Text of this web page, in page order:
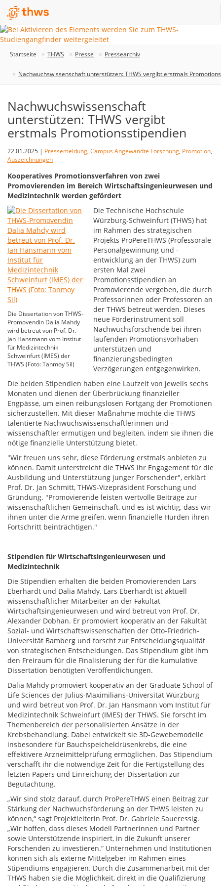
Startseite THWS Presse Pressearchiv
Nachwuchswissenschaft unterstützen: THWS vergibt erstmals
Nachwuchswissenschaft
unterstützen: THWS vergibt
erstmals Promotionsstipendien
22.01.2025 | Pressemeldung, Campus Angewandte Forschung, Promotion,
Auszeichnungen
Kooperatives Promotionsverfahren von zwei
Promovierenden im Bereich Wirtschaftsingenieurwesen und
Medizintechnik werden gefördert
Die Dissertation von THWS-
Promovendin Dalia Mahdy
wird betreut von Prof. Dr.
Jan Hansmann vom Institut
für Medizintechnik
Schweinfurt (IMES) der
THWS (Foto: Tanmoy Sil)
Die Technische Hochschule
Würzburg-Schweinfurt (THWS) hat
im Rahmen des strategischen
Projekts ProPereTHWS (Professorale
Personalgewinnung und -
entwicklung an der THWS) zum
ersten Mal zwei
Promotionsstipendien an
Promovierende vergeben, die durch
Professorinnen oder Professoren an
der THWS betreut werden. Dieses
neue Förderinstrument soll
Nachwuchsforschende bei ihren
laufenden Promotionsvorhaben
unterstützen und
finanzierungsbedingten
Verzögerungen entgegenwirken.
Die beiden Stipendien haben eine Laufzeit von jeweils sechs
Monaten und dienen der Überbrückung finanzieller
Engpässe, um einen reibungslosen Fortgang der Promotionen
sicherzustellen. Mit dieser Maßnahme möchte die THWS
talentierte Nachwuchswissenschaftlerinnen und -
wissenschaftler ermutigen und begleiten, indem sie ihnen die
nötige finanzielle Unterstützung bietet.
"Wir freuen uns sehr, diese Förderung erstmals anbieten zu
können. Damit unterstreicht die THWS ihr Engagement für die
Ausbildung und Unterstützung junger Forschender", erklärt
Prof. Dr. Jan Schmitt, THWS-Vizepräsident Forschung und
Gründung. "Promovierende leisten wertvolle Beiträge zur
wissenschaftlichen Gemeinschaft, und es ist wichtig, dass wir
ihnen unter die Arme greifen, wenn finanzielle Hürden ihren
Fortschritt beinträchtigen."
Stipendien für Wirtschaftsingenieurwesen und
Medizintechnik
Die Stipendien erhalten die beiden Promovierenden Lars
Eberhardt und Dalia Mahdy. Lars Eberhardt ist aktuell
wissenschaftlicher Mitarbeiter an der Fakultät
Wirtschaftsingenieurwesen und wird betreut von Prof. Dr.
Alexander Dobhan. Er promoviert kooperativ an der Fakultät
Sozial- und Wirtschaftswissenschaften der Otto-Friedrich-
Universität Bamberg und forscht zur Entscheidungsqualität
von strategischen Entscheidungen. Das Stipendium gibt ihm
den Freiraum für die Finalisierung der für die kumulative
Dissertation benötigten Veröffentlichungen.
Dalia Mahdy promoviert kooperativ an der Graduate School of
Life Sciences der Julius-Maximilians-Universität Würzburg
und wird betreut von Prof. Dr. Jan Hansmann vom Institut für
Medizintechnik Schweinfurt (IMES) der THWS. Sie forscht im
Themenbereich der personalisierten Ansätze in der
Krebsbehandlung. Dabei entwickelt sie 3D-Gewebemodelle
insbesondere für Bauchspeicheldrüsenkrebs, die eine
effektivere Arzneimittelprüfung ermöglichen. Das Stipendium
verschafft ihr die notwendige Zeit für die Fertigstellung des
letzten Papers und Einreichung der Dissertation zur
Begutachtung.
„Wir sind stolz darauf, durch ProPereTHWS einen Beitrag zur
Stärkung der Nachwuchsförderung an der THWS leisten zu
können,“ sagt Projektleiterin Prof. Dr. Gabriele Saueressig.
„Wir hoffen, dass dieses Modell Partnerinnen und Partner
sowie Unterstützende inspiriert, in die Zukunft unserer
Forschenden zu investieren.“ Unternehmen und Institutionen
können sich als externe Mittelgeber im Rahmen eines
Stipendiums engagieren. Durch die Zusammenarbeit mit der
THWS haben sie die Möglichkeit, direkt in die Qualifizierung